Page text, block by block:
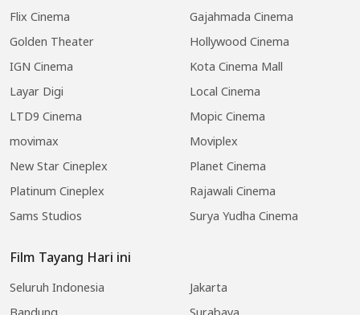
Flix Cinema
Gajahmada Cinema
Golden Theater
Hollywood Cinema
IGN Cinema
Kota Cinema Mall
Layar Digi
Local Cinema
LTD9 Cinema
Mopic Cinema
movimax
Moviplex
New Star Cineplex
Planet Cinema
Platinum Cineplex
Rajawali Cinema
Sams Studios
Surya Yudha Cinema
Film Tayang Hari ini
Seluruh Indonesia
Jakarta